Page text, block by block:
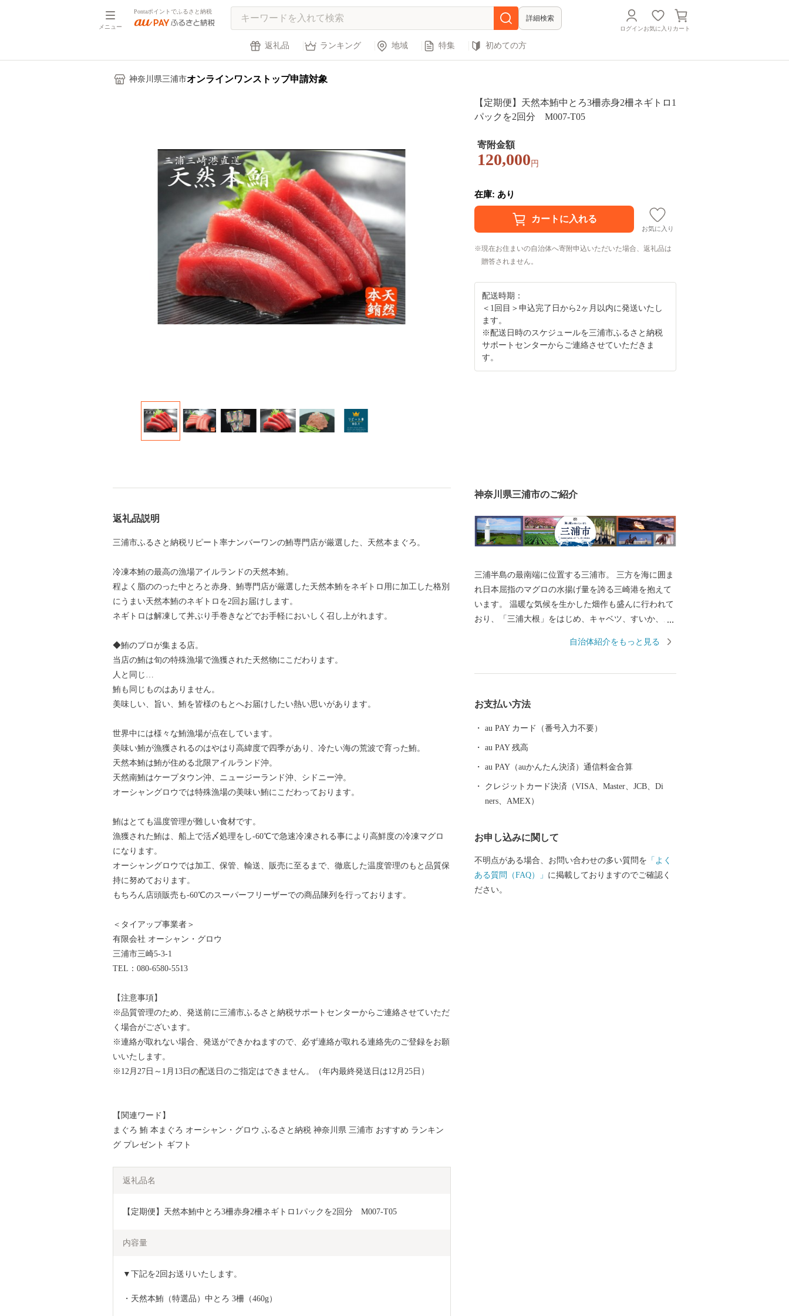
メニュー
Pontaポイントでふるさと納税
詳細検索
ログインお気に入り カート
返礼品 ランキング 地域 特集 初めての方
神奈川県三浦市オンラインワンストップ申請対象
【定期便】天然本鮪中とろ3柵赤身2柵ネギトロ1
パックを2回分 M007-T05
寄附金額
120,000 円
在庫: あり
お気に入り
現在お住まいの自治体へ寄附申込いただいた場合、返礼品は
贈答されません。
配送時期：
＜1回目＞申込完了日から2ヶ月以内に発送いたし
ます。
※配送日時のスケジュールを三浦市ふるさと納税
サポートセンターからご連絡させていただきま
す。
返礼品説明
三浦市ふるさと納税リピート率ナンバーワンの鮪専門店が厳選した、天然本まぐろ。
冷凍本鮪の最高の漁場アイルランドの天然本鮪。
程よく脂ののった中とろと赤身、鮪専門店が厳選した天然本鮪をネギトロ用に加工した格別
にうまい天然本鮪のネギトロを2回お届けします。
ネギトロは解凍して丼ぶり手巻きなどでお手軽においしく召し上がれます。
◆鮪のプロが集まる店。
当店の鮪は旬の特殊漁場で漁獲された天然物にこだわります。
人と同じ…
鮪も同じものはありません。
美味しい、旨い、鮪を皆様のもとへお届けしたい熱い思いがあります。
世界中には様々な鮪漁場が点在しています。
美味い鮪が漁獲されるのはやはり高緯度で四季があり、冷たい海の荒波で育った鮪。
天然本鮪は鮪が住める北限アイルランド沖。
天然南鮪はケープタウン沖、ニュージーランド沖、シドニー沖。
オーシャングロウでは特殊漁場の美味い鮪にこだわっております。
鮪はとても温度管理が難しい食材です。
漁獲された鮪は、船上で活〆処理をし-60℃で急速冷凍される事により高鮮度の冷凍マグロ
になります。
オーシャングロウでは加工、保管、輸送、販売に至るまで、徹底した温度管理のもと品質保
持に努めております。
もちろん店頭販売も-60℃のスーパーフリーザーでの商品陳列を行っております。
＜タイアップ事業者＞
有限会社 オーシャン・グロウ
三浦市三崎5-3-1
TEL：080-6580-5513
【注意事項】
※品質管理のため、発送前に三浦市ふるさと納税サポートセンターからご連絡させていただ
く場合がございます。
※連絡が取れない場合、発送ができかねますので、必ず連絡が取れる連絡先のご登録をお願
いいたします。
※12月27日～1月13日の配送日のご指定はできません。（年内最終発送日は12月25日）
【関連ワード】
まぐろ 鮪 本まぐろ オーシャン・グロウ ふるさと納税 神奈川県 三浦市 おすすめ ランキン
グ プレゼント ギフト
返礼品名
【定期便】天然本鮪中とろ3柵赤身2柵ネギトロ1パックを2回分　M007-T05
内容量
▼下記を2回お送りいたします。
・天然本鮪（特選品）中とろ 3柵（460g）
神奈川県三浦市のご紹介
三浦半島の最南端に位置する三浦市。 三方を海に囲ま
れ日本屈指のマグロの水揚げ量を誇る三崎港を抱えて
います。 温暖な気候を生かした畑作も盛んに行われて
おり、「三浦大根」をはじめ、キャベツ、すいか、メ
新鮮な魚介類を食べることができるお店がたくさんあ
※三浦市内に在住の方へ 総務省通知により、市民の方
りいたしませんので、ご了承ください。
自治体紹介をもっと見る
お支払い方法
au PAY カード（番号入力不要）
au PAY 残高
au PAY（auかんたん決済）通信料金合算
クレジットカード決済（VISA、Master、JCB、Di
ners、AMEX）
お申し込みに関して
不明点がある場合、お問い合わせの多い質問を 「よく
ある質問（FAQ）」 に掲載しておりますのでご確認く
ださい。